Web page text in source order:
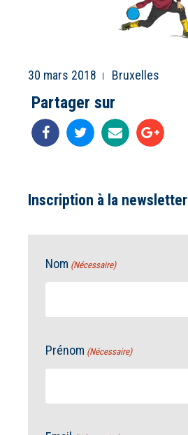
30 mars 2018 Bruxelles
Partager sur
Inscription à la newsletter
Nom (Nécessaire)
Prénom (Nécessaire)